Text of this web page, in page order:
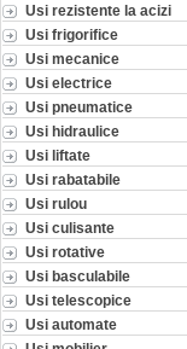
Usi rezistente la acizi
Usi frigorifice
Usi mecanice
Usi electrice
Usi pneumatice
Usi hidraulice
Usi liftate
Usi rabatabile
Usi rulou
Usi culisante
Usi rotative
Usi basculabile
Usi telescopice
Usi automate